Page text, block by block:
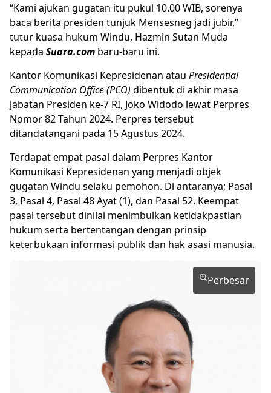
“Kami ajukan gugatan itu pukul 10.00 WIB, sorenya
baca berita presiden tunjuk Mensesneg jadi jubir,”
tutur kuasa hukum Windu, Hazmin Sutan Muda
kepada Suara.com baru-baru ini.
Kantor Komunikasi Kepresidenan atau Presidential
Communication Office(PCO) dibentuk di akhir masa
jabatan Presiden ke-7 RI, Joko Widodo lewat Perpres
Nomor 82 Tahun 2024. Perpres tersebut
ditandatangani pada 15 Agustus 2024.
Terdapat empat pasal dalam Perpres Kantor
Komunikasi Kepresidenan yang menjadi objek
gugatan Windu selaku pemohon. Di antaranya; Pasal
3, Pasal 4, Pasal 48 Ayat (1), dan Pasal 52. Keempat
pasal tersebut dinilai menimbulkan ketidakpastian
hukum serta bertentangan dengan prinsip
keterbukaan informasi publik dan hak asasi manusia.
Perbesar